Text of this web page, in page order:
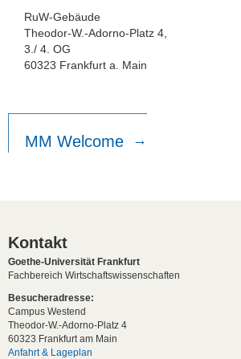
RuW-Gebäude
Theodor-W.-Adorno-Platz 4,
3./ 4. OG
60323 Frankfurt a. Main
MM Welcome
Kontakt
Goethe-Universität Frankfurt
Fachbereich Wirtschaftswissenschaften
Besucheradresse:
Campus Westend
Theodor-W.-Adorno-Platz 4
60323 Frankfurt am Main
Anfahrt & Lageplan